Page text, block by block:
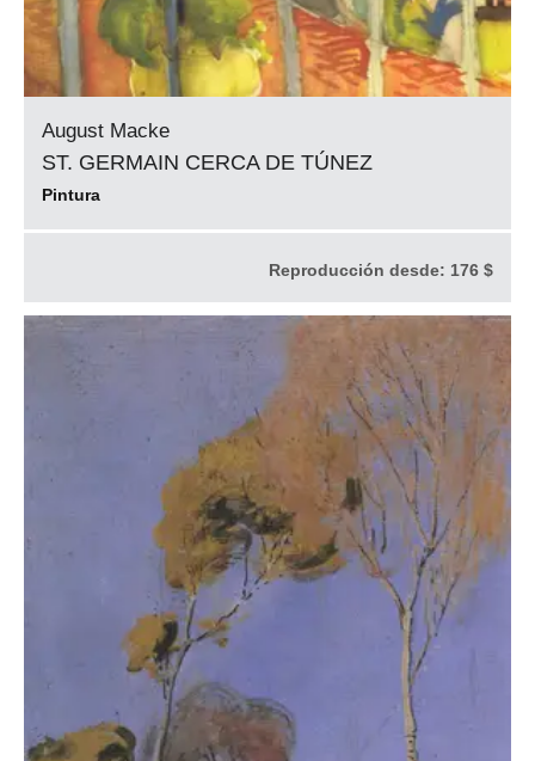
August Macke
ST. GERMAIN CERCA DE TÚNEZ
Pintura
Reproducción desde: 176 $